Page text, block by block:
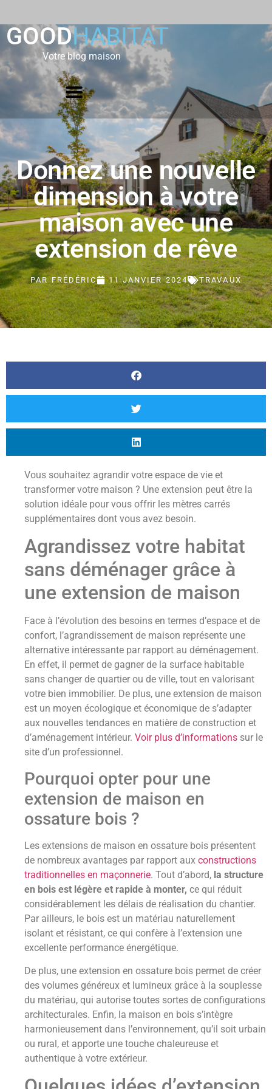
GOODHABITAT
Votre blog maison
Donnez une nouvelle
dimension à votre
maison avec une
extension de rêve
PARFRÉDÉRIC 11 JANVIER 2024 TRAVAUX
Vous souhaitez agrandir votre espace de vie et
transformer votre maison ? Une extension peut être la
solution idéale pour vous offrir les mètres carrés
supplémentaires dont vous avez besoin.
Agrandissez votre habitat
sans déménager grâce à
une extension de maison
Face à l’évolution des besoins en termes d’espace et de
confort, l’agrandissement de maison représente une
alternative intéressante par rapport au déménagement.
En effet, il permet de gagner de la surface habitable
sans changer de quartier ou de ville, tout en valorisant
votre bien immobilier. De plus, une extension de maison
est un moyen écologique et économique de s’adapter
aux nouvelles tendances en matière de construction et
d’aménagement intérieur. Voir plus d’informations sur le
site d’un professionnel.
Pourquoi opter pour une
extension de maison en
ossature bois ?
Les extensions de maison en ossature bois présentent
de nombreux avantages par rapport aux constructions
traditionnelles en maçonnerie. Tout d’abord, la structure
en bois est légère et rapide à monter, ce qui réduit
considérablement les délais de réalisation du chantier.
Par ailleurs, le bois est un matériau naturellement
isolant et résistant, ce qui confère à l’extension une
excellente performance énergétique.
De plus, une extension en ossature bois permet de créer
des volumes généreux et lumineux grâce à la souplesse
du matériau, qui autorise toutes sortes de configurations
architecturales. Enfin, la maison en bois s’intègre
harmonieusement dans l’environnement, qu’il soit urbain
ou rural, et apporte une touche chaleureuse et
authentique à votre extérieur.